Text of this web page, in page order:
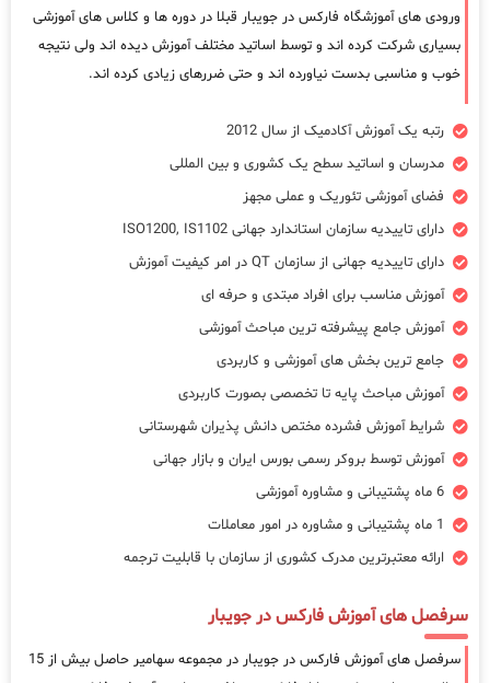
ورودی های آموزشگاه فارکس در جویبار قبلا در دوره ها و کلاس های آموزشی
بسیاری شرکت کرده اند و توسط اساتید مختلف آموزش دیده اند ولی نتیجه
خوب و مناسبی بدست نیاورده اند و حتی ضررهای زیادی کرده اند.
رتبه یک آموزش آکادمیک از سال 2012
مدرسان و اساتید سطح یک کشوری و بین المللی
فضای آموزشی تئوریک و عملی مجهز
دارای تاییدیه سازمان استاندارد جهانی ISO1200, IS1102
دارای تاییدیه جهانی از سازمان QT در امر کیفیت آموزش
آموزش مناسب برای افراد مبتدی و حرفه ای
آموزش جامع پیشرفته ترین مباحث آموزشی
جامع ترین بخش های آموزشی و کاربردی
آموزش مباحث پایه تا تخصصی بصورت کاربردی
شرایط آموزش فشرده مختص دانش پذیران شهرستانی
آموزش توسط بروکر رسمی بورس ایران و بازار جهانی
6 ماه پشتیبانی و مشاوره آموزشی
1 ماه پشتیبانی و مشاوره در امور معاملات
ارائه معتبرترین مدرک کشوری از سازمان با قابلیت ترجمه
سرفصل های آموزش فارکس در جویبار
سرفصل های آموزش فارکس در جویبار در مجموعه سهامیر حاصل بیش از 15